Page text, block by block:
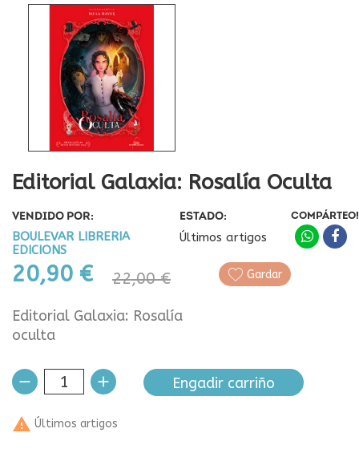
Editorial Galaxia: Rosalía Oculta
VENDIDO POR:
BOULEVAR LIBRERIA
EDICIONS
ESTADO:
Últimos artigos
20,90 € 22,00 €
COMPÁRTEO!
Gardar
Editorial Galaxia: Rosalía
oculta
Engadir carriño
 Últimos artigos